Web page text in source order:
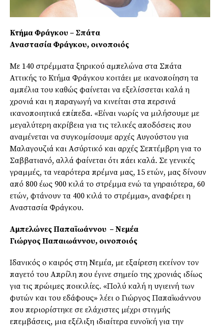
Κτήμα Φράγκου – Σπάτα
Αναστασία Φράγκου, οινοποιός
Με 140 στρέμματα ξηρικού αμπελώνα στα Σπάτα
Αττικής το Κτήμα Φράγκου κοιτάει με ικανοποίηση τα
αμπέλια του καθώς φαίνεται να εξελίσσεται καλά η
χρονιά και η παραγωγή να κινείται στα περσινά
ικανοποιητικά επίπεδα. «Είναι νωρίς να μιλήσουμε με
μεγαλύτερη ακρίβεια για τις τελικές αποδόσεις που
αναμένεται να συγκομίσουμε αρχές Αυγούστου για
Μαλαγουζιά και Ασύρτικό και αρχές Σεπτέμβρη για το
Σαββατιανό, αλλά φαίνεται ότι πάει καλά. Σε γενικές
γραμμές, τα νεαρότερα πρέμνα μας, 15 ετών, μας δίνουν
από 800 έως 900 κιλά το στρέμμα ενώ τα γηραιότερα, 60
ετών, φτάνουν τα 400 κιλά το στρέμμα», αναφέρει η
Αναστασία Φράγκου.
Αμπελώνες Παπαϊωάννου – Νεμέα
Γιώργος Παπαιωάννου, οινοποιός
Ιδανικός ο καιρός στη Νεμέα, με εξαίρεση εκείνον τον
παγετό του Απρίλη που έγινε σημείο της χρονιάς ιδίως
για τις πρώιμες ποικιλίες. «Πολύ καλή η υγιεινή των
φυτών και του εδάφους» λέει ο Γιώργος Παπαϊωάννου
που περιορίστηκε σε ελάχιστες μέχρι στιγμής
επεμβάσεις, μια εξέλιξη ιδιαίτερα ευνοϊκή για την